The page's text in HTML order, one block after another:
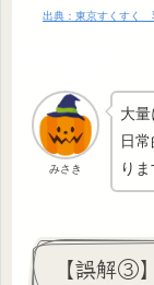
出典：東京すくすく
みさき
大
日
りま
【誤解③